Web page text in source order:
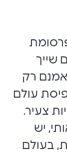
שייך
רק
עולם
צעיר.
יש
בעולם